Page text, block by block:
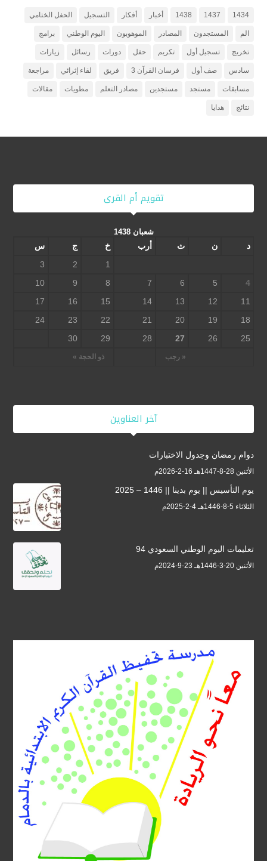
1434
1437
1438 أخبار أفكار التسجيل الحفل الختامي
الم المستجدون المصادر الموهوبون اليوم الوطني برامج
تخريج تسجيل أول تكريم حفل دورات رسائل زيارات
سادس صف أول فرسان القرآن 3 فريق لقاء إثرائي مراجعة
مسابقات مستجد مستجدين مصادر التعلم مطويات مقالات
نتائج هدايا
تقويم أم القرى
شعبان 1438
د ن ث أرب خ ج س
« رجب ذو الحجة »
1
2
3
4
5
6
7
8
9
10
11
12
13
14
15
16
17
18
19
20
21
22
23
24
25
26
27
28
29
30
آخر العناوين
دوام رمضان وجدول الاختبارات
الأثنين 28-8-1447هـ 16-2-2026م
يوم التأسيس || يوم بدينا || 1446 – 2025
الثلاثاء 5-8-1446هـ 4-2-2025م
تعليمات اليوم الوطني السعودي 94
الأثنين 20-3-1446هـ 23-9-2024م